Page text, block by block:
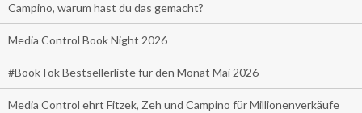
Campino, warum hast du das gemacht?
Media Control Book Night 2026
#BookTok Bestsellerliste für den Monat Mai 2026
Media Control ehrt Fitzek, Zeh und Campino für Millionenverkäufe